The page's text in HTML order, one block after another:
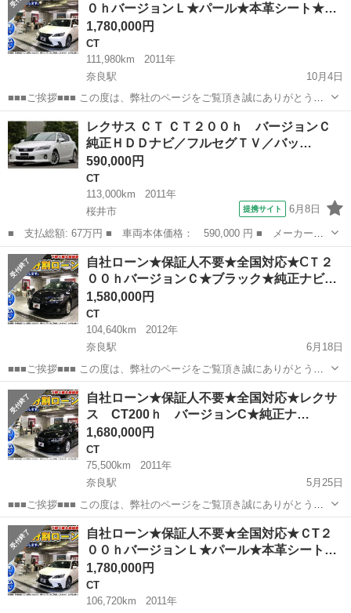
お客様に満足頂ける...０ｈバージョンＬ★パール★本革シート★…
1,780,000円
CT
111,980km
2011年
奈良駅
10月4日
■■■ご挨拶■■■ この度は、弊社のページをご覧頂き誠にありがとうご
ざいます. 弊社、カーマッチ京都店は、軽自動車、国産車、輸入車、
など幅広く扱っております、京都市東山区の中古車店で ございます。
お客様に満足頂ける...
奈良 奈良市 奈良駅
レクサス ＣＴ ＣＴ２００ｈ バージョンＣ
純正ＨＤＤナビ／フルセグＴＶ／バッ…
590,000円
CT
113,000km
2011年
桜井市
提携サイト 6月8日
■ 支払総額: 67万円 ■ 車両本体価格： 590,000 円 ■ メーカー
名： レクサス ■ 車種名： ＣＴ ■ グレード名： ＣＴ２００
ｈ バージョンＣ 純正ＨＤＤナビ／フルセグＴＶ／バックカメラ／
パドルシフト／クル...
奈良 桜井市
自社ローン★保証人不要★全国対応★ⅭＴ２
００ｈバージョンＣ★ブラック★純正ナビ…
1,580,000円
CT
104,640km
2012年
奈良駅
6月18日
■■■ご挨拶■■■ この度は、弊社のページをご覧頂き誠にありがとうご
ざいます. 弊社、カーマッチ京都店は、軽自動車、国産車、輸入車、
ございます。お客様に満足頂けるように日々頑張っております. 丁寧に
説明致しますので...
奈良 奈良市 奈良駅 CT CT200h
自社ローン★保証人不要★全国対応★レクサ
ス CT200ｈ バージョンC★純正ナ…
1,680,000円
CT
75,500km
2011年
奈良駅
5月25日
■■■ご挨拶■■■ この度は、弊社のページをご覧頂き誠にありがとうご
ざいます. 弊社、カーマッチ京都店は、軽自動車、国産車、輸入車、
ございます。お客様に満足頂けるように日々頑張っております. 丁寧に
説明致しますので...
奈良 奈良市 奈良駅 CT CT200h
自社ローン★保証人不要★全国対応★ＣT２
００ｈバージョンＬ★パール★本革シート…
1,780,000円
CT
106,720km
2011年